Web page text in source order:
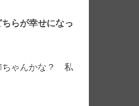
らが幸せになっ
ちゃんかな？ 私